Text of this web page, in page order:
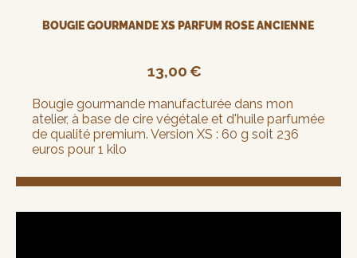
BOUGIE GOURMANDE XS PARFUM ROSE ANCIENNE
13,00€
Bougie gourmande manufacturée dans mon
atelier, à base de cire végétale et d'huile parfumée
de qualité premium. Version XS : 60 g soit 236
euros pour 1 kilo